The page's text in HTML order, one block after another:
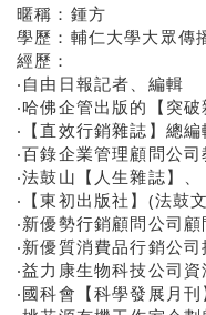
暱稱：鍾方
學歷：輔仁大學大眾傳
經歷：
‧自由日報記者、編輯
‧哈佛企管出版的【突
‧【直效行銷雜誌】總編
‧百錄企業管理顧問公
‧法鼓山【人生雜誌】
‧【東初出版社】(法鼓
‧新優勢行銷顧問公司顧
‧新優質消費品行銷公
‧益力康生物科技公司
‧國科會【科學發展月